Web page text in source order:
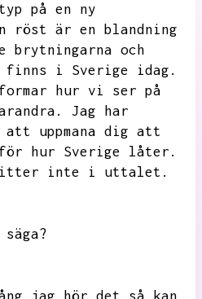
på en ny
röst är en blandning
brytningarna och
finns i Sverige idag.
hur vi ser på
Jag har
uppmana dig att
för hur Sverige låter.
sitter inte i uttalet.
jag hör det så kan